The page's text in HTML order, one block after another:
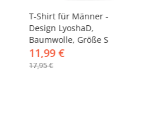
-33%
T-Shirt für Männer -
Design LyoshaD,
Baumwolle, Größe S
11,99 €
17,95 €